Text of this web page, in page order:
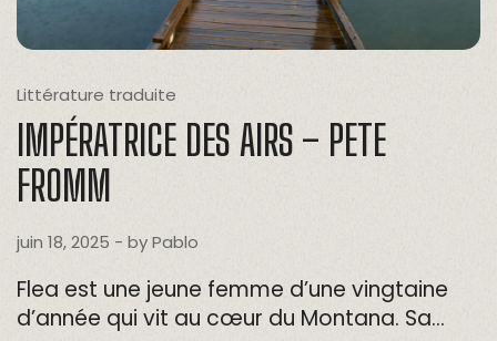
Littérature traduite
IMPÉRATRICE DES AIRS – PETE
FROMM
juin 18, 2025 - byPablo
Flea est une jeune femme d’une vingtaine
d’année qui vit au cœur du Montana. Sa…